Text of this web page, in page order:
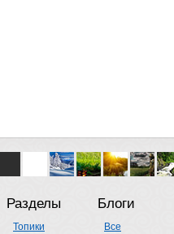
Разделы
Топики
Блоги
Все